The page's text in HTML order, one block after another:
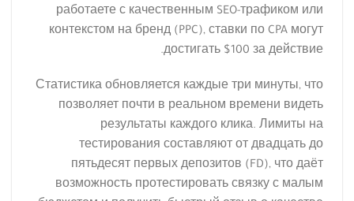
работаете с качественным SEO-трафиком или
контекстом на бренд (PPC), ставки по CPA могут
достигать $100 за действие.
Статистика обновляется каждые три минуты, что
позволяет почти в реальном времени видеть
результаты каждого клика. Лимиты на
тестирования составляют от двадцать до
пятьдесят первых депозитов (FD), что даёт
возможность протестировать связку с малым